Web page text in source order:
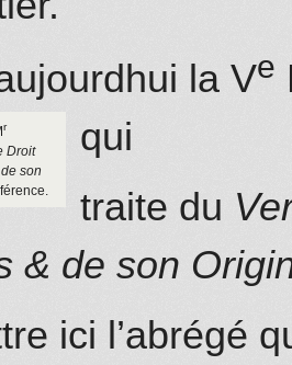
la Ve
qui
r
Droit
son
traite du
& de son
ici l’abrégé